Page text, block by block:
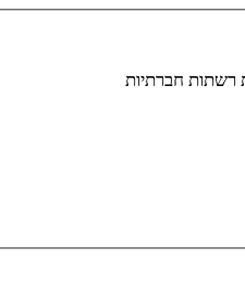
רשתות חברתיות